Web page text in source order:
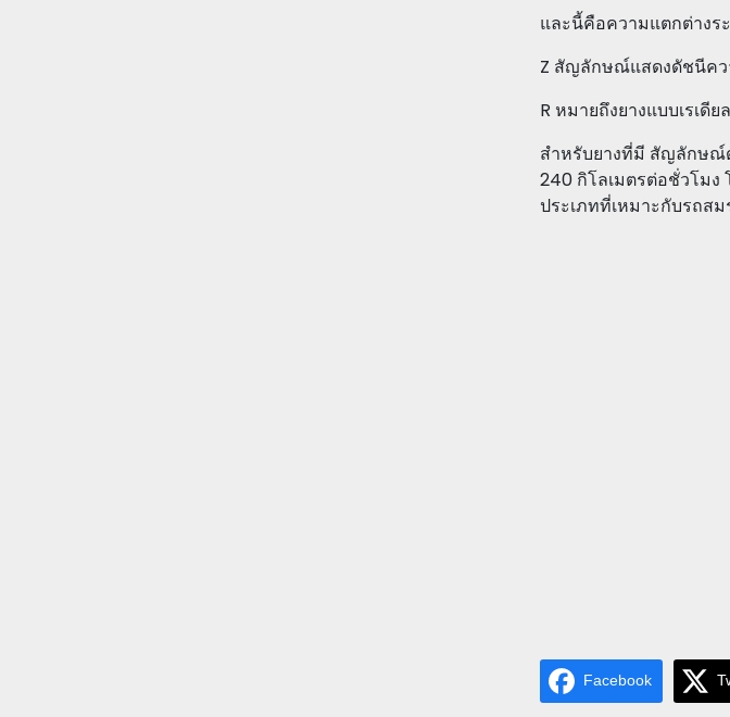
และนี้คือความแตกต่างร
Z สัญลักษณ์แสดงดัชนีคว
R หมายถึงยางแบบเรเดี
สำหรับยางที่มี สัญลักษณ์ดั
240 กิโลเมตรต่อชั่วโมง
ประเภทที่เหมาะกับรถส
Facebook